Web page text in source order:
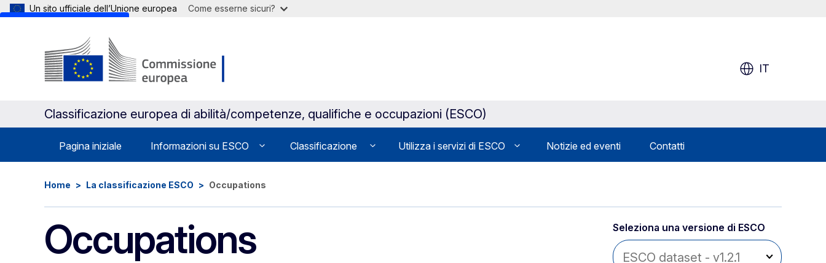
Un sito ufficiale dell’Unione europea Come esserne sicuri?
IT
Classificazione europea di abilità/competenze, qualifiche e occupazioni (ESCO)
Pagina iniziale Informazioni su ESCO Classificazione Utilizza i servizi di ESCO Notizie ed eventi Contatti
Home La classificazione ESCO Occupations
Occupations Seleziona una versione di ESCO